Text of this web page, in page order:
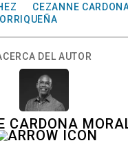
CEZANNE
DEL AUTOR
CARDONA